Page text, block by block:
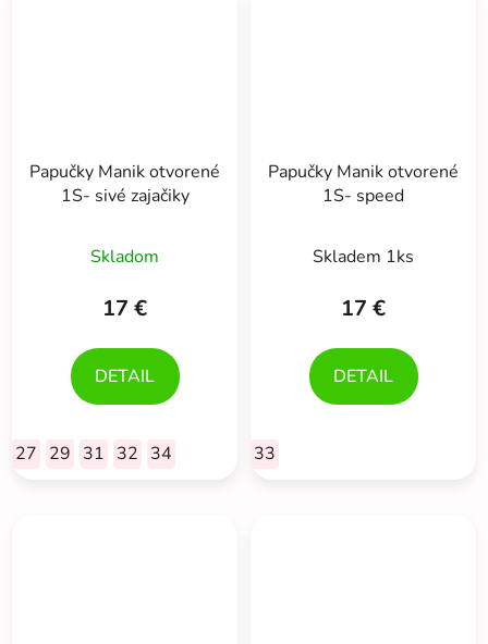
Papučky Manik otvorené
1S- sivé zajačiky
Skladom
17 €
DETAIL
27 29 31 32 34
Papučky Manik otvorené
1S- speed
Skladem 1ks
17 €
DETAIL
33